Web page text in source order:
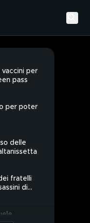
vaccini per
pass
per poter
delle
fratelli
di